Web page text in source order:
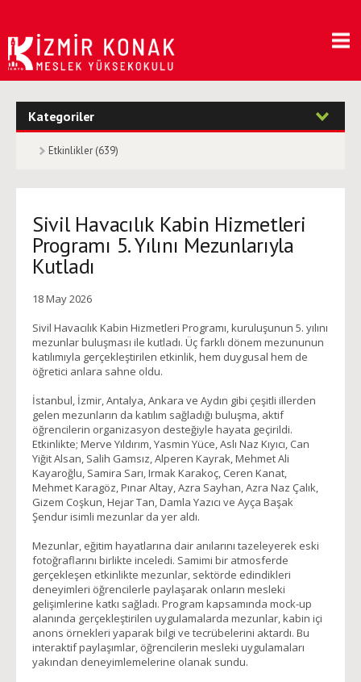
Kategoriler
Etkinlikler (639)
Sivil Havacılık Kabin Hizmetleri
Programı 5. Yılını Mezunlarıyla
Kutladı
18 May 2026
Sivil Havacılık Kabin Hizmetleri Programı, kuruluşunun 5. yılını
mezunlar buluşması ile kutladı. Üç farklı dönem mezununun
katılımıyla gerçekleştirilen etkinlik, hem duygusal hem de
öğretici anlara sahne oldu.
İstanbul, İzmir, Antalya, Ankara ve Aydın gibi çeşitli illerden
gelen mezunların da katılım sağladığı buluşma, aktif
öğrencilerin organizasyon desteğiyle hayata geçirildi.
Etkinlikte; Merve Yıldırım, Yasmin Yüce, Aslı Naz Kıyıcı, Can
Yiğit Alsan, Salih Gamsız, Alperen Kayrak, Mehmet Ali
Kayaroğlu, Samira Sarı, Irmak Karakoç, Ceren Kanat,
Mehmet Karagöz, Pınar Altay, Azra Sayhan, Azra Naz Çalık,
Gizem Coşkun, Hejar Tan, Damla Yazıcı ve Ayça Başak
Şendur isimli mezunlar da yer aldı.
Mezunlar, eğitim hayatlarına dair anılarını tazeleyerek eski
fotoğraflarını birlikte inceledi. Samimi bir atmosferde
gerçekleşen etkinlikte mezunlar, sektörde edindikleri
deneyimleri öğrencilerle paylaşarak onların mesleki
gelişimlerine katkı sağladı. Program kapsamında mock-up
alanında gerçekleştirilen uygulamalarda mezunlar, kabin içi
anons örnekleri yaparak bilgi ve tecrübelerini aktardı. Bu
interaktif paylaşımlar, öğrencilerin mesleki uygulamaları
yakından deneyimlemelerine olanak sundu.